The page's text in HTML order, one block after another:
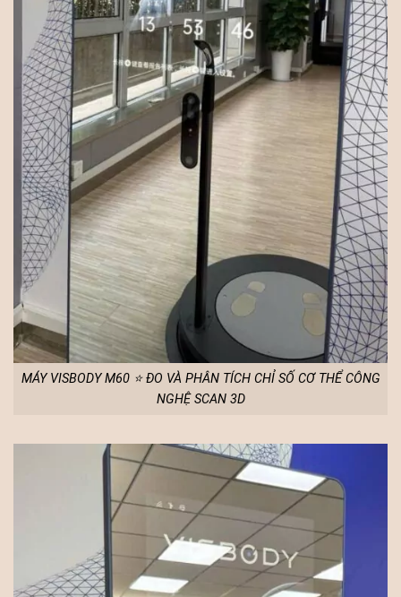
MÁY VISBODY M60 ⭐ ĐO VÀ PHÂN TÍCH CHỈ SỐ CƠ THỂ CÔNG
NGHỆ SCAN 3D